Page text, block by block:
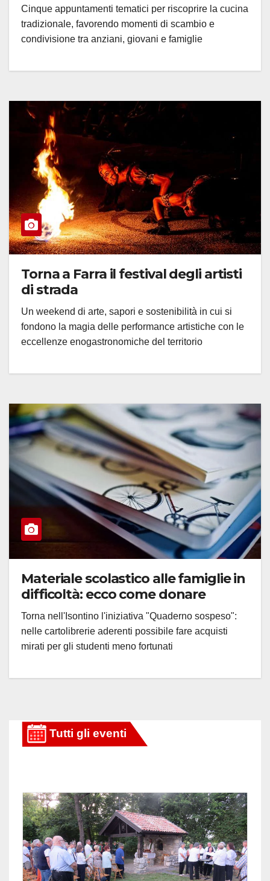
Cinque appuntamenti tematici per riscoprire la cucina
tradizionale, favorendo momenti di scambio e
condivisione tra anziani, giovani e famiglie
Torna a Farra il festival degli artisti
di strada
Un weekend di arte, sapori e sostenibilità in cui si
fondono la magia delle performance artistiche con le
eccellenze enogastronomiche del territorio
Materiale scolastico alle famiglie in
difficoltà: ecco come donare
Torna nell'Isontino l'iniziativa "Quaderno sospeso":
nelle cartolibrerie aderenti possibile fare acquisti
mirati per gli studenti meno fortunati